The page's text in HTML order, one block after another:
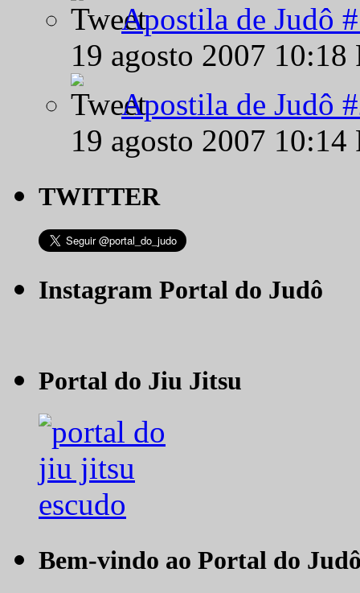
Apostila de Judô
19 agosto 2007
Apostila de Judô
19 agosto 2007
TWITTER
Instagram Portal do Judô
Portal do Jiu Jitsu
Bem-vindo ao Portal do